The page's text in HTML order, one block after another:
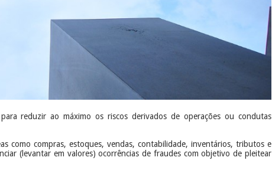
reduzir ao máximo os riscos derivados de operações ou condutas
como compras, estoques, vendas, contabilidade, inventários, tributos e
(levantar em valores) ocorrências de fraudes com objetivo de pleitear